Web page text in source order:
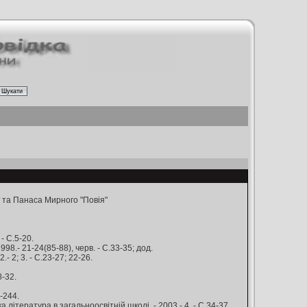
та Панаса Мирного "Повія"
- С.5-20.
21-24(85-88), черв. - С.33-35; дод.
2; 3. - С.23-27; 22-26.
32.
244.